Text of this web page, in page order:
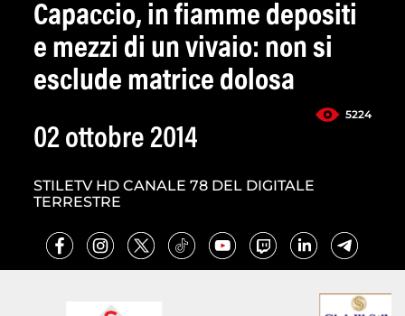
Capaccio, in fiamme depositi
e mezzi di un vivaio: non si
esclude matrice dolosa
5224
02 ottobre 2014
STILETV HD CANALE 78 DEL DIGITALE
TERRESTRE